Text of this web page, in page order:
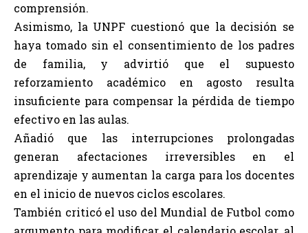
comprensión.
Asimismo, la UNPF cuestionó que la decisión se
haya tomado sin el consentimiento de los padres
de familia, y advirtió que el supuesto
reforzamiento académico en agosto resulta
insuficiente para compensar la pérdida de tiempo
efectivo en las aulas.
Añadió que las interrupciones prolongadas
generan afectaciones irreversibles en el
aprendizaje y aumentan la carga para los docentes
en el inicio de nuevos ciclos escolares.
También criticó el uso del Mundial de Futbol como